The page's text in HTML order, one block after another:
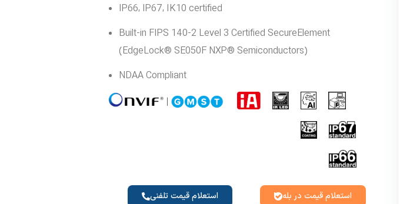
IP66, IP67, IK10 certified
Built-in FIPS 140-2 Level 3 Certified SecureElement
(EdgeLock® SE050F NXP® Semiconductors)
NDAA Compliant
استعلام قیمت در بله استعلام قیمت تلفنی